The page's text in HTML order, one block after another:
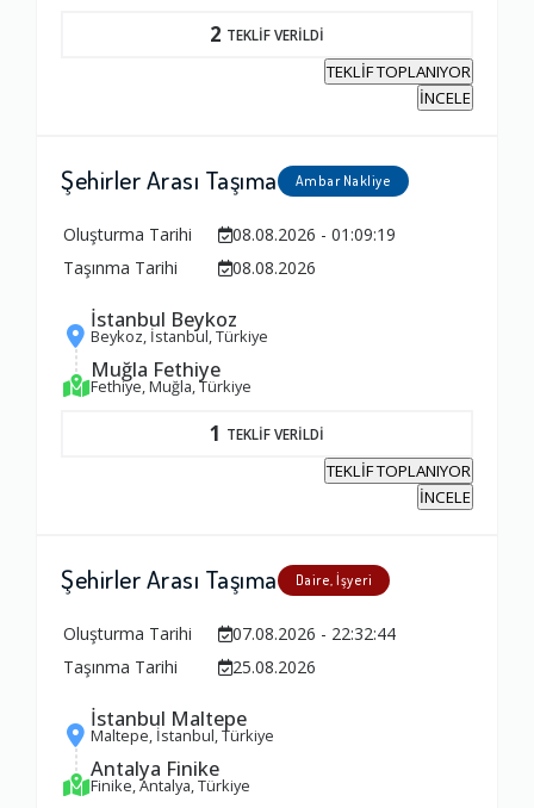
2 TEKLİF VERİLDİ
TEKLİF TOPLANIYOR
İNCELE
Şehirler Arası Taşıma Ambar Nakliye
Oluşturma Tarihi
08.08.2026 - 01:09:19
Taşınma Tarihi
08.08.2026
İstanbul Beykoz
Beykoz, İstanbul, Türkiye
Muğla Fethiye
Fethiye, Muğla, Türkiye
1 TEKLİF VERİLDİ
TEKLİF TOPLANIYOR
İNCELE
Şehirler Arası Taşıma Daire, İşyeri
Oluşturma Tarihi
07.08.2026 - 22:32:44
Taşınma Tarihi
25.08.2026
İstanbul Maltepe
Maltepe, İstanbul, Türkiye
Antalya Finike
Finike, Antalya, Türkiye